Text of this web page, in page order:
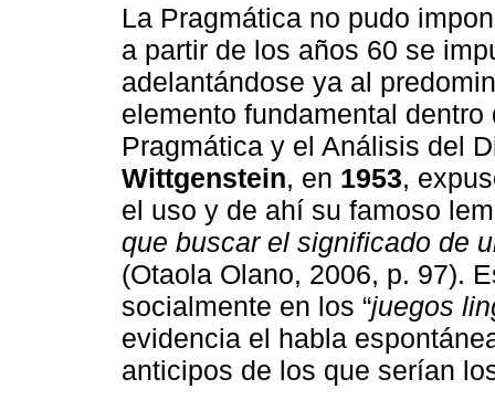
La Pragmática no pudo
a partir de los años 60 se
adelantándose ya al
elemento fundamental
Pragmática y el Análisis del
Wittgenstein, en 1953,
el uso y de ahí su famoso
que buscar el significado de
(Otaola Olano, 2006, p. 97).
socialmente en los “juegos
evidencia el habla
anticipos de los que serían